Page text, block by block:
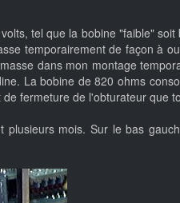
tel que la bobine "faible"
temporairement de façon à
dans mon montage
La bobine de 820 ohms
fermeture de l'obturateur que
mois. Sur le bas